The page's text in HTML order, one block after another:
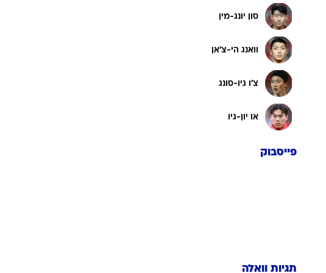
סון יונג-מין
וואנג הי-צ'אן
צ'ו גיו-סונג
או יון-גיו
פייסבוק
תגיות וואלה